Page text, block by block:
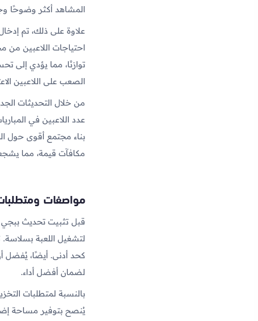
المشاهد أكثر وضوحًا
علاوة على ذلك، تم
احتياجات اللاعبين من
توازنًا، مما يؤدي إلى
الصعب على اللاعبين
من خلال التحديثات
عدد اللاعبين في
بناء مجتمع أقوى حول
مكافآت قيمة، مما
مواصفات
لضمان أفضل أداء.
يُنصح بتوفير مساحة